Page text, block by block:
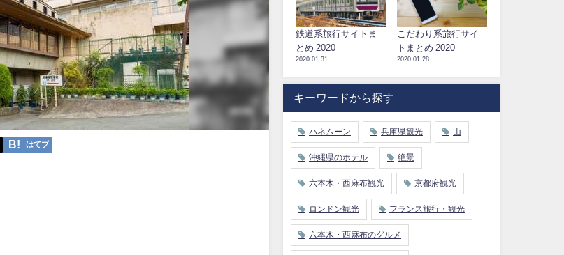
はてブ
鉄道系旅行サイトま
とめ 2020
2020.01.31
こだわり系旅行サイ
トまとめ 2020
2020.01.28
キーワードから探す
ハネムーン 兵庫県観光 山
沖縄県のホテル 絶景
六本木・西麻布観光 京都府観光
ロンドン観光 フランス旅行・観光
六本木・西麻布のグルメ